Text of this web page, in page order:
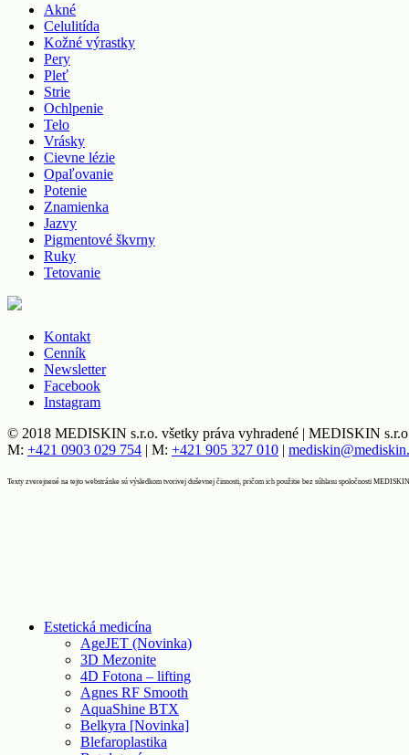
Akné
Celulitída
Kožné výrastky
Pery
Pleť
Strie
Ochlpenie
Telo
Vrásky
Cievne lézie
Opaľovanie
Potenie
Znamienka
Jazvy
Pigmentové škvrny
Ruky
Tetovanie
Kontakt
Cenník
Newsletter
Facebook
Instagram
© 2018 MEDISKIN s.r.o. všetky práva vyhradené | MEDISKIN
M: +421 0903 029 754 | M: +421 905 327 010 |
Texty zverejnené na tejto webstránke sú výsledkom tvorivej duševnej činnosti, pričom ich použitie bez súhlasu spoločnosti
Estetická medicína
AgeJET (Novinka)
3D Mezonite
4D Fotona – lifting
Agnes RF Smooth
AquaShine BTX
Belkyra [Novinka]
Blefaroplastika